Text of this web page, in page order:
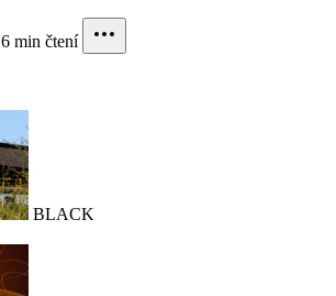
min čtení
BLACK